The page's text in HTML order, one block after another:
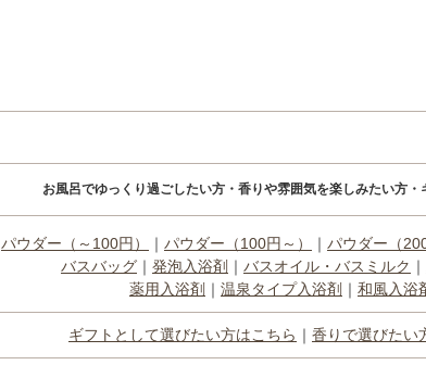
お風呂でゆっくり過ごしたい方・香りや雰囲気を楽しみたい方
パウダー（～100円） ｜ パウダー（100円～） ｜ パウダー（
バスバッグ ｜ 発泡入浴剤 ｜ バスオイル・バスミルク ｜
薬用入浴剤 ｜ 温泉タイプ入浴剤 ｜ 和風入浴
ギフトとして選びたい方はこちら ｜ 香りで選びたい